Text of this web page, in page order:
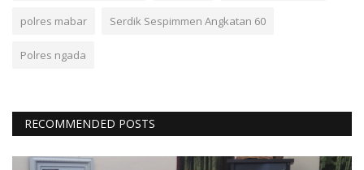
polres mabar Serdik Sespimmen Angkatan 60
Polres ngada
RECOMMENDED POSTS